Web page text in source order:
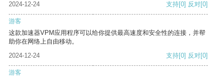
2024-12-24
支持[0] 反对[0]
游客
这款加速器VPM应用程序可以给你提供最高速度和安全性的连接，并帮
助你在网络上自由移动。
2024-12-24
支持[0] 反对[0]
游客